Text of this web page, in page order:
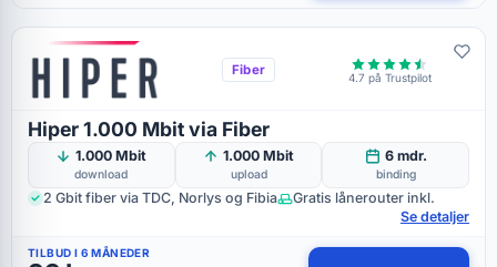
Fiber 4.7 på Trustpilot
Hiper 1.000 Mbit via Fiber
1.000 Mbit
download
1.000 Mbit
upload
6 mdr.
binding
2 Gbit fiber via TDC, Norlys og Fibia
Gratis lånerouter inkl.
Se detaljer
TILBUD I 6 MÅNEDER